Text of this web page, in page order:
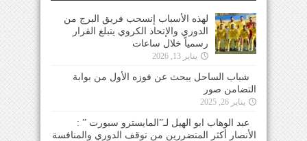
لهذه الأسباب إنسحب فريق البرج من
الدوري والإتحاد الكروي يتبلغ القرار
رسمياً خلال ساعات
يناير 13, 2026
شباب الساحل يبحث عن فوزه الأول من بوابة
التضامن صور
يناير 26, 2025
عبد الوهاب ابو الهيل لـ”المايسترو سبورت ” :
الأنصار أكثر المتضررين من توقف الدوري والمنافسة